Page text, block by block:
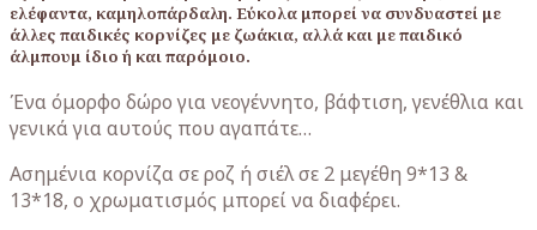
ελέφαντα, καμηλοπάρδαλη. Εύκολα μπορεί να συνδυαστεί με
άλλες παιδικές κορνίζες με ζωάκια, αλλά και με παιδικό
άλμπουμ ίδιο ή και παρόμοιο.
Ένα όμορφο δώρο για νεογέννητο, βάφτιση, γενέθλια και
γενικά για αυτούς που αγαπάτε…
Ασημένια κορνίζα σε ροζ ή σιέλ σε 2 μεγέθη 9*13 &
13*18, ο χρωματισμός μπορεί να διαφέρει.